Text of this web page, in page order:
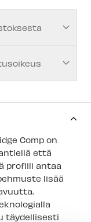
loppu
Comp on
että
profiili antaa
lisää
täydellisesti